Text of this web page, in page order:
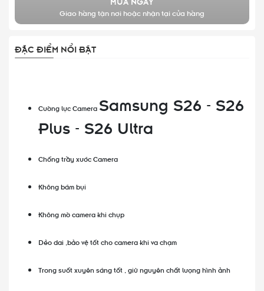
Giao hàng tận nơi hoặc nhận tại cửa hàng
ĐẶC ĐIỂM NỔI BẬT
Cường lực Camera Samsung S26 - S26
Plus - S26 Ultra
Chống trầy xước Camera
Không bám bụi
Không mờ camera khi chụp
Dẻo dai ,bảo vệ tốt cho camera khi va chạm
Trong suốt xuyên sáng tốt , giữ nguyên chất lượng hình ảnh